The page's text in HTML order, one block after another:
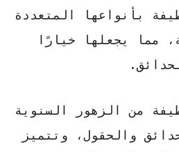
بأنواعها المتعددة
مما يجعلها خيارًا
من الزهور السنوية
والحقول، وتتميز